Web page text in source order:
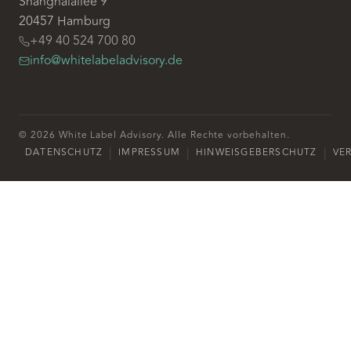
20457 Hamburg
+49 40 524 700 80
info@whitelabeladvisory.de
© 2026 White Label Advisory. Alle Rechte vorbehalten.
DATENSCHUTZ
IMPRESSUM HINWEISGEBERSCHUTZ